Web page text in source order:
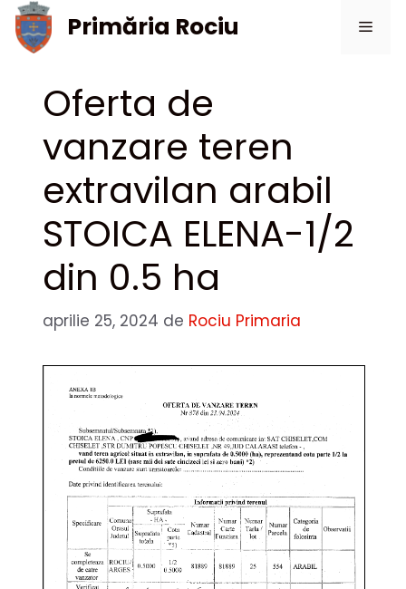
Sari
conținut
Primăria Rociu
Oferta de
vanzare teren
extravilan arabil
STOICA ELENA-1/2
din 0.5 ha
aprilie 25, 2024 de Rociu Primaria